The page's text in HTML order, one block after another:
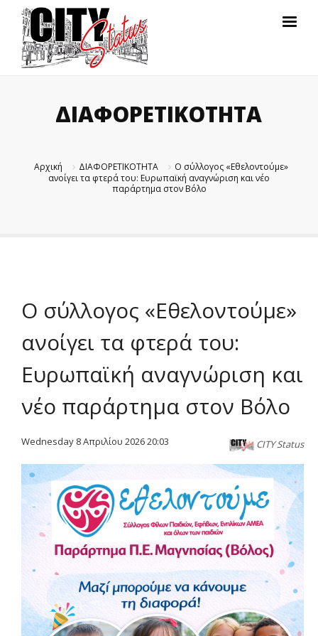
ΔΙΑΦΟΡΕΤΙΚΟΤΗΤΑ
Αρχική ΔΙΑΦΟΡΕΤΙΚΟΤΗΤΑ
Ο σύλλογος «Εθελοντούμε»
ανοίγει τα φτερά του: Ευρωπαϊκή αναγνώριση και νέο
παράρτημα στον Βόλο
Ο σύλλογος «Εθελοντούμε»
ανοίγει τα φτερά του:
Ευρωπαϊκή αναγνώριση και
νέο παράρτημα στον Βόλο
CITY Status
Wednesday 8 Απριλίου 2026 20:03